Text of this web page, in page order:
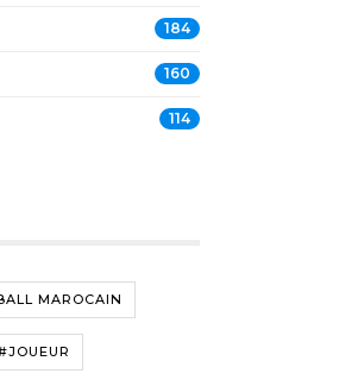
184
160
114
MAROCAIN